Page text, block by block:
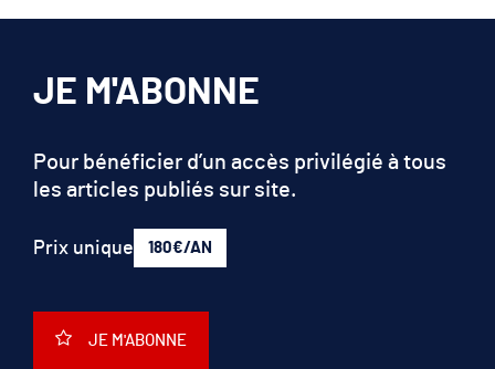
JE M'ABONNE
Pour bénéficier d’un accès privilégié à tous
les articles publiés sur site.
Prix unique 180€/AN
JE M'ABONNE